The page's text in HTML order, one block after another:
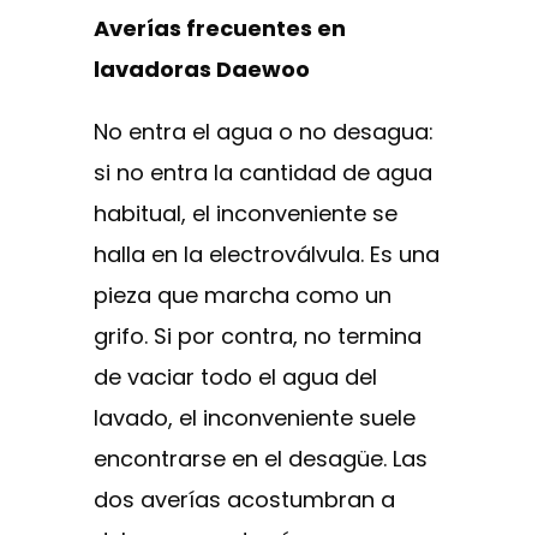
Averías frecuentes en
lavadoras Daewoo
No entra el agua o no desagua:
si no entra la cantidad de agua
habitual, el inconveniente se
halla en la electroválvula. Es una
pieza que marcha como un
grifo. Si por contra, no termina
de vaciar todo el agua del
lavado, el inconveniente suele
encontrarse en el desagüe. Las
dos averías acostumbran a